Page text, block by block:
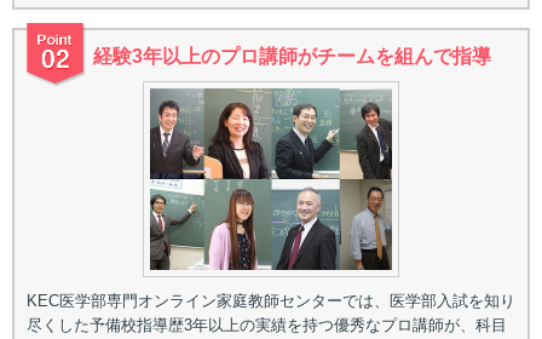
経験3年以上のプロ講師がチームを組んで指導
KEC医学部専門オンライン家庭教師センターでは、医学部入試を知り
尽くした予備校指導歴3年以上の実績を持つ優秀なプロ講師が、科目